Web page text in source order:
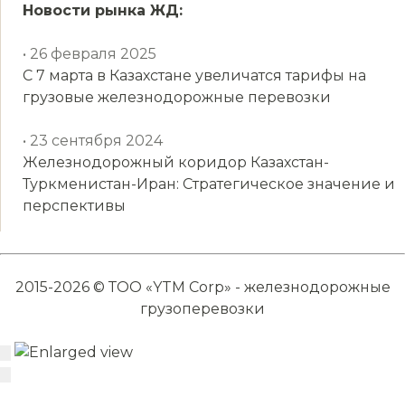
Новости рынка ЖД:
• 26 февраля 2025
С 7 марта в Казахстане увеличатся тарифы на
грузовые железнодорожные перевозки
• 23 сентября 2024
Железнодорожный коридор Казахстан-
Туркменистан-Иран: Стратегическое значение и
перспективы
2015-2026 © ТОО «YTM Corp» - железнодорожные
грузоперевозки